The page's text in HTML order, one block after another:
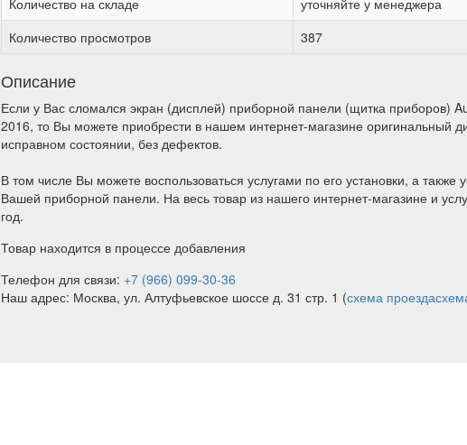
Количество на складе
уточняйте у менеджера
Количество просмотров
387
Описание
Если у Вас сломался экран (дисплей) приборной панели (щитка приборов)
2016, то Вы можете приобрести в нашем интернет-магазине оригинальный
исправном состоянии, без дефектов.
В том числе Вы можете воспользоваться услугами по его установки, а также
Вашей приборной панели. На весь товар из нашего интернет-магазине и
год.
Товар находится в процессе добавления
Телефон для связи: +7 (966) 099-30-36
Наш адрес: Москва, ул. Алтуфьевское шоссе д. 31 стр. 1 (схема проезда